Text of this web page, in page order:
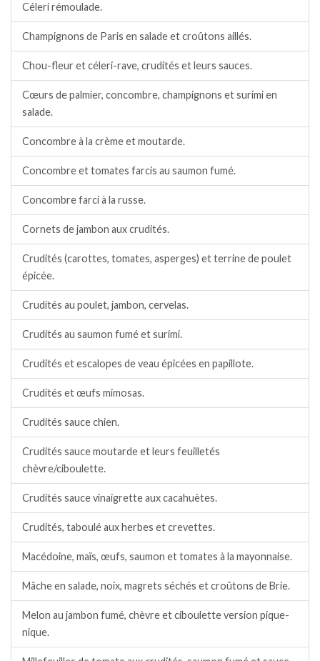
Céleri rémoulade.
Champignons de Paris en salade et croûtons aillés.
Chou-fleur et céleri-rave, crudités et leurs sauces.
Cœurs de palmier, concombre, champignons et surimi en
salade.
Concombre à la crème et moutarde.
Concombre et tomates farcis au saumon fumé.
Concombre farci à la russe.
Cornets de jambon aux crudités.
Crudités (carottes, tomates, asperges) et terrine de poulet
épicée.
Crudités au poulet, jambon, cervelas.
Crudités au saumon fumé et surimi.
Crudités et escalopes de veau épicées en papillote.
Crudités et œufs mimosas.
Crudités sauce chien.
Crudités sauce moutarde et leurs feuilletés
chèvre/ciboulette.
Crudités sauce vinaigrette aux cacahuètes.
Crudités, taboulé aux herbes et crevettes.
Macédoine, maïs, œufs, saumon et tomates à la mayonnaise.
Mâche en salade, noix, magrets séchés et croûtons de Brie.
Melon au jambon fumé, chèvre et ciboulette version pique-
nique.